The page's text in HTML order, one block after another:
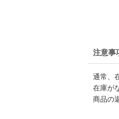
注意事
通常、
在庫が
商品の